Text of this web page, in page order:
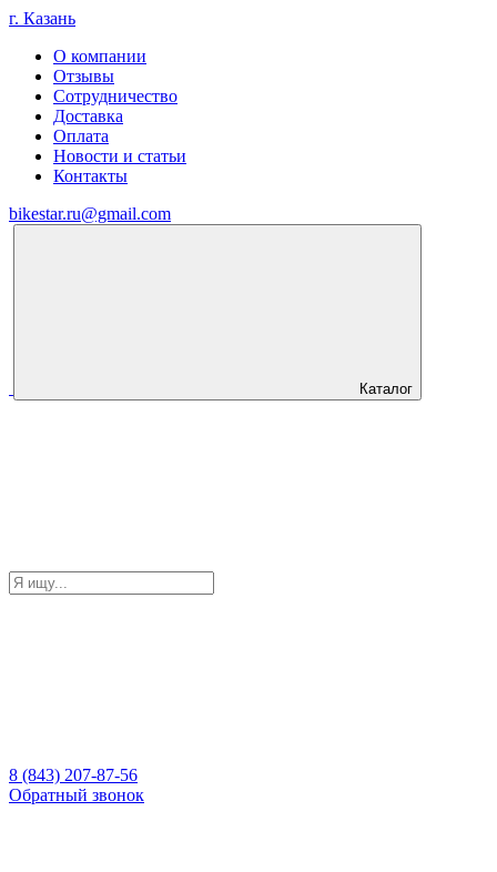
г. Казань
О компании
Отзывы
Сотрудничество
Доставка
Оплата
Новости и статьи
Контакты
bikestar.ru@gmail.com
Каталог
8 (843) 207-87-56
Обратный звонок